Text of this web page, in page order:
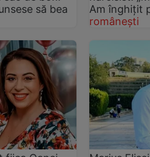
să bea
Am înghițit
românești